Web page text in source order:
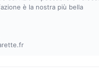
è la nostra più bella